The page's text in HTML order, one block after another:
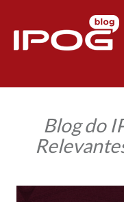
Blog do
Reforma